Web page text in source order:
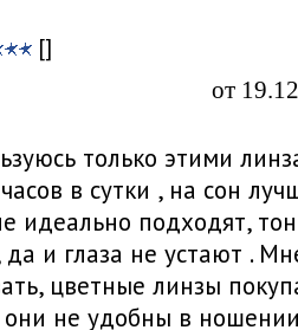
[]
от
только этими
в сутки , на сон
идеально подходят,
и глаза не устают .
цветные линзы
не удобны в